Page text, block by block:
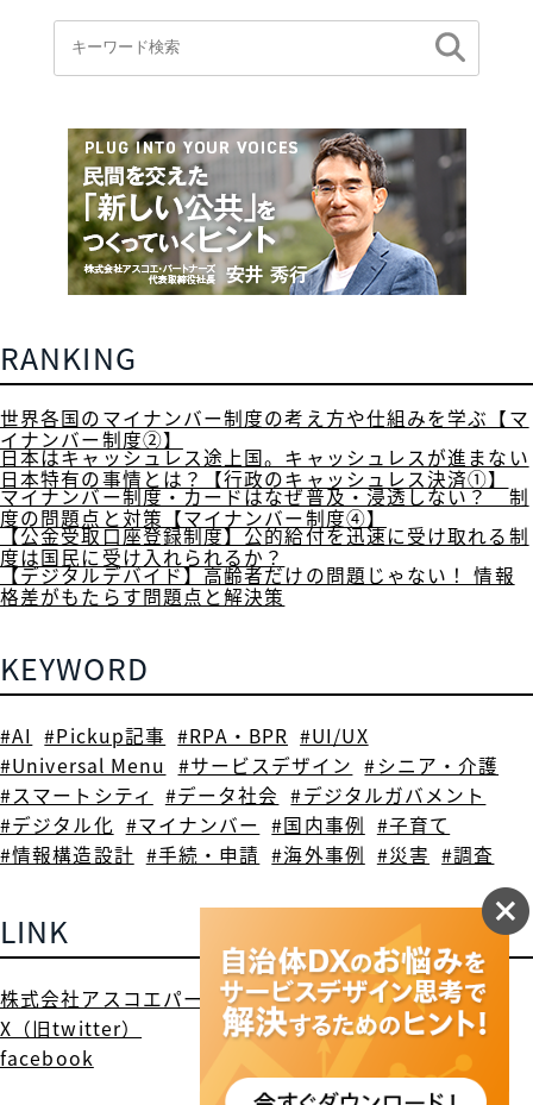
RANKING
世界各国のマイナンバー制度の考え方や仕組みを学ぶ【マ
イナンバー制度②】
日本はキャッシュレス途上国。キャッシュレスが進まない
日本特有の事情とは？【行政のキャッシュレス決済①】
マイナンバー制度・カードはなぜ普及・浸透しない？ 制
度の問題点と対策【マイナンバー制度④】
【公金受取口座登録制度】公的給付を迅速に受け取れる制
度は国民に受け入れられるか？
【デジタルデバイド】高齢者だけの問題じゃない！ 情報
格差がもたらす問題点と解決策
KEYWORD
#AI #Pickup記事 #RPA・BPR #UI/UX
#Universal Menu #サービスデザイン #シニア・介護
#スマートシティ
#データ社会 #デジタルガバメント
#デジタル化 #マイナンバー #国内事例 #子育て
#情報構造設計 #手続・申請 #海外事例 #災害 #調査
LINK
株式会社アスコエパートナーズ
X（旧twitter）
facebook